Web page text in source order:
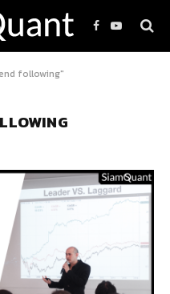
Facebook
YouTube
following"